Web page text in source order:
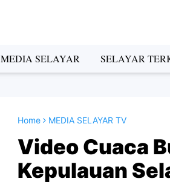
MEDIA SELAYAR SELAYAR
Home MEDIA SELAYAR TV
Video Cuaca
Kepulauan